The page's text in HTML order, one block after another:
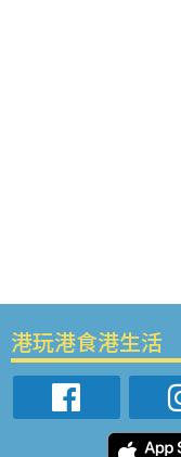
港玩港食港生活